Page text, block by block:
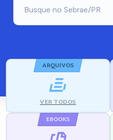
ARQUIVOS
VER TODOS
EBOOKS